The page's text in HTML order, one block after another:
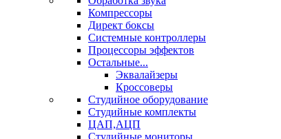
Компрессоры
Директ боксы
Системные контроллеры
Процессоры эффектов
Остальные...
Эквалайзеры
Кроссоверы
Студийное оборудование
Студийные комплекты
ЦАП,АЦП
Студийные мониторы